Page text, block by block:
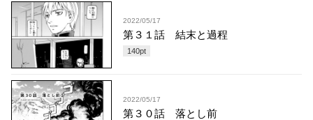
2022/05/17
第３１話 結末と過程
140pt
2022/05/17
第３０話 落とし前